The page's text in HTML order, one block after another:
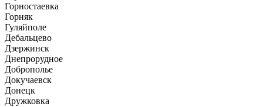
Горностаевка
Горняк
Гуляйполе
Дебальцево
Дзержинск
Днепрорудное
Доброполье
Докучаевск
Донецк
Дружковка